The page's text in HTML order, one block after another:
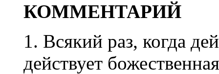
КОММЕНТАРИЙ
1. Всякий раз, когда
действует